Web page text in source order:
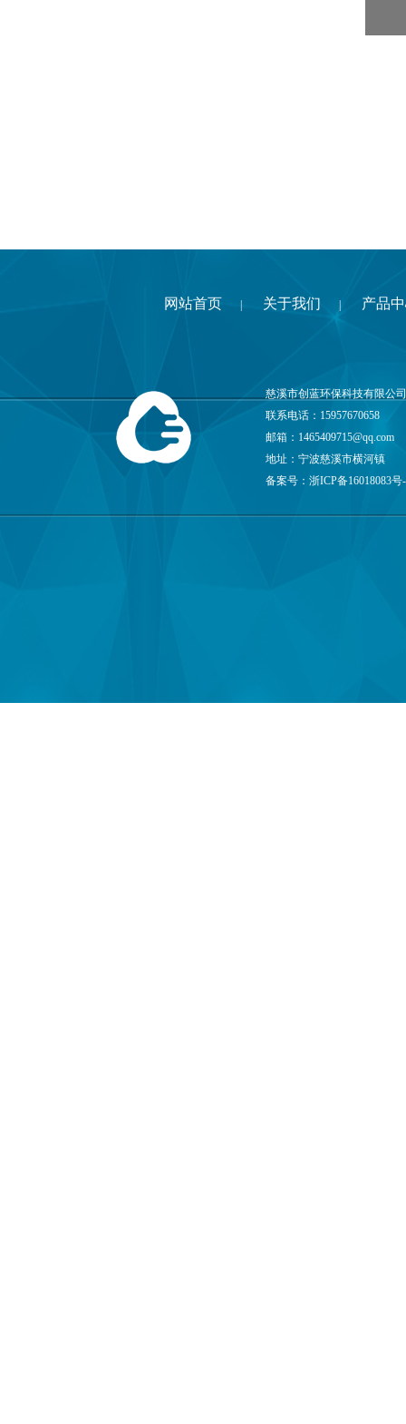
网站首页 关于我们 产品
慈溪市创蓝环保科技有限公
联系电话：15957670658
邮箱： 1465409715@qq.com
地址：宁波慈溪市横河镇
备案号： 浙ICP备16018083号